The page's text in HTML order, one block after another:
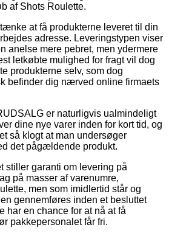
af Shots Roulette.
at få produkterne leveret til din
adresse. Leveringstypen viser
anelse mere pebret, men ydermere
letkøbte mulighed for fragt vil dog
produkterne selv, som dog
befinder dig nærved online firmaets
er naturligvis ualmindeligt
dine nye varer inden for kort tid, og
så klogt at man undersøger
det pågældende produkt.
stiller garanti om levering på
på masser af varenumre,
men som imidlertid står og
gennemføres inden et besluttet
har en chance for at nå at få
pakkepersonalet får fri.